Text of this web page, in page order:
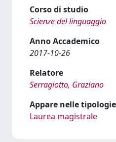
Corso di studio
Scienze del linguaggio
Anno Accademico
2017-10-26
Relatore
Serragiotto, Graziano
Appare nelle
Laurea magistrale